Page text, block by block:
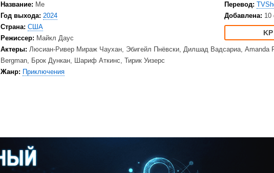
Турция
Корея Южная
Мелодрамы
Название: Me
Год выхода: 2024
Страна: США
Режиссер: Майкл Даус
Перевод:
Добавлена: 10
Актеры: Люсиан-Ривер Мираж Чаухан, Эбигейл Пнёвски, Дилшад Вадсариа, Amanda
Bergman, Брок Дункан, Шариф Аткинс, Тирик Уизерс
Жанр: Приключения